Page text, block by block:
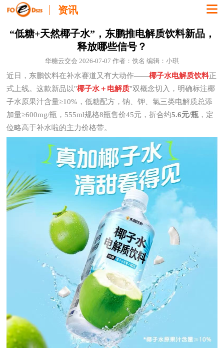
资讯
“低糖+天然椰子水”，东鹏推电解质饮料新品，
释放哪些信号？
华糖云交会 2026-07-07 作者：佚名 编辑：小琪
近日，东鹏饮料在补水赛道又有大动作——椰子水电解质饮料正
式上线。这款新品以"椰子水＋电解质"双概念切入，明确标注椰
子水原果汁含量≥10%，低糖配方，钠、钾、氯三类电解质总添
加量≥600mg/瓶，555ml规格8瓶售价45元，折合约5.6元/瓶 ，定
位略高于补水啦的主力价格带。